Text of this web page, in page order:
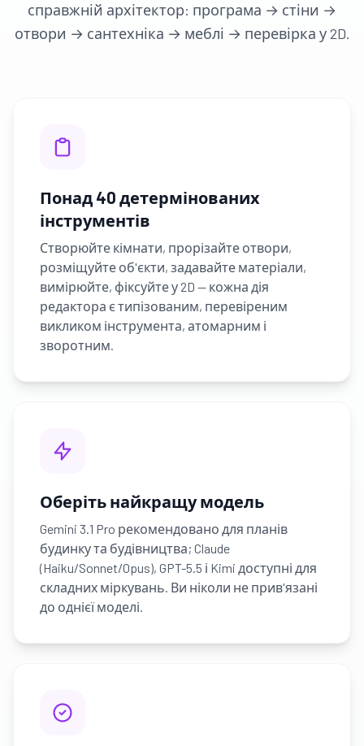
справжній архітектор: програма → стіни →
отвори → сантехніка → меблі → перевірка у 2D.
Понад 40 детермінованих
інструментів
Створюйте кімнати, прорізайте отвори,
розміщуйте об'єкти, задавайте матеріали,
вимірюйте, фіксуйте у 2D — кожна дія
редактора є типізованим, перевіреним
викликом інструмента, атомарним і
зворотним.
Оберіть найкращу модель
Gemini 3.1 Pro рекомендовано для планів
будинку та будівництва; Claude
(Haiku/Sonnet/Opus), GPT-5.5 і Kimi доступні для
складних міркувань. Ви ніколи не прив'язані
до однієї моделі.